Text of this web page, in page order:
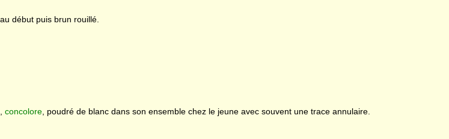
début puis brun rouillé.
concolore, poudré de blanc dans son ensemble chez le jeune avec souvent une trace annulaire.